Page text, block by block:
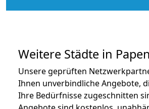
Weitere Städte in
Unsere geprüften
Ihnen unverbindliche Angebote,
Ihre Bedürfnisse zugeschnitten